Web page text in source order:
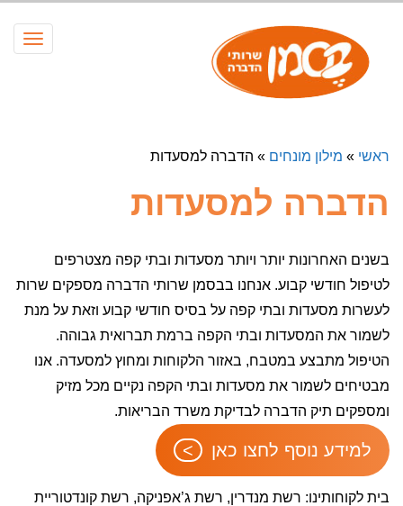
ראשי » מילון מונחים » הדברה למסעדות
הדברה למסעדות
בשנים האחרונות יותר ויותר מסעדות ובתי קפה מצטרפים
לטיפול חודשי קבוע. אנחנו בבסמן שרותי הדברה מספקים שרות
לעשרות מסעדות ובתי קפה על בסיס חודשי קבוע וזאת על מנת
לשמור את המסעדות ובתי הקפה ברמת תברואית גבוהה.
הטיפול מתבצע במטבח, באזור הלקוחות ומחוץ למסעדה. אנו
מבטיחים לשמור את מסעדות ובתי הקפה נקיים מכל מזיק
ומספקים תיק הדברה לבדיקת משרד הבריאות.
למידע נוסף לחצו כאן
בית לקוחותינו: רשת מנדרין, רשת ג’אפניקה, רשת קונדטוריית